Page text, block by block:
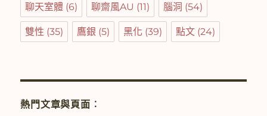
聊天室體 (6) 聊齋風AU (11) 腦洞 (54)
雙性 (35) 鷹銀 (5) 黑化 (39) 點文 (24)
熱門文章與頁面︰